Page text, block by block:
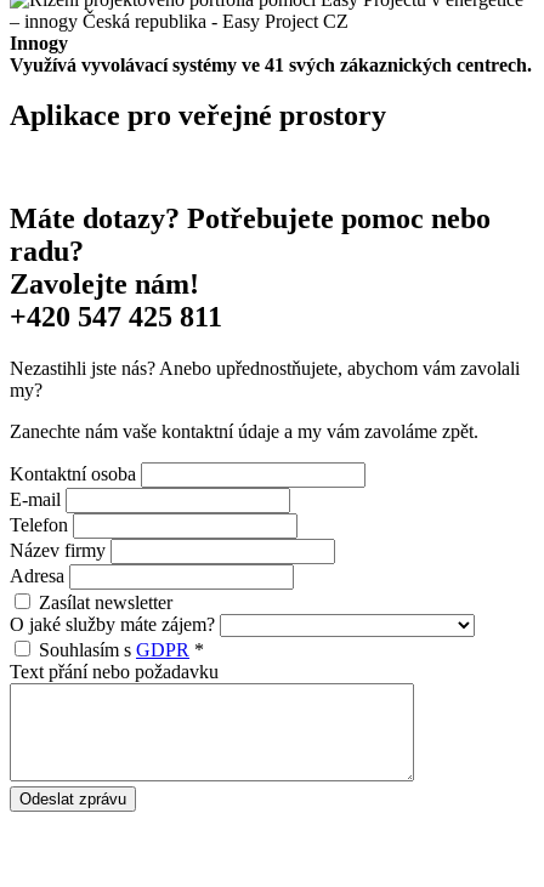
Innogy
Využívá vyvolávací systémy ve 41 svých zákaznických centrech.
Aplikace pro veřejné prostory
Máte dotazy? Potřebujete pomoc nebo
radu?
Zavolejte nám!
+420 547 425 811
Nezastihli jste nás? Anebo upřednostňujete, abychom vám zavolali
my?
Zanechte nám vaše kontaktní údaje a my vám zavoláme zpět.
Kontaktní osoba
E-mail
Telefon
Název firmy
Adresa
Zasílat newsletter
O jaké služby máte zájem?
Souhlasím s GDPR *
Text přání nebo požadavku